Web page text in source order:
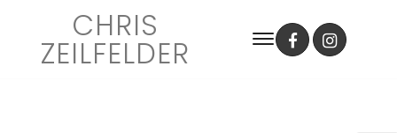
CHRIS
ZEILFELDER